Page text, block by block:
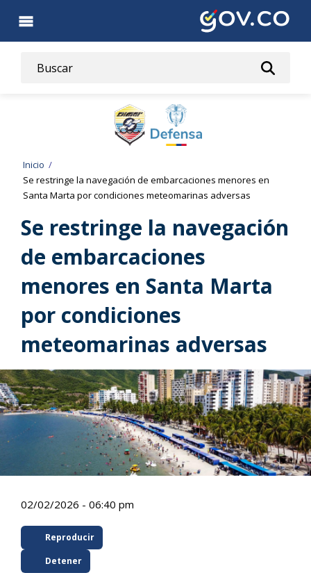
contenido
Ruta
navegación
Inicio
Se restringe la navegación de embarcaciones menores en
Santa Marta por condiciones meteomarinas adversas
Se restringe la navegación
de embarcaciones
menores en Santa Marta
por condiciones
meteomarinas adversas
02/02/2026 - 06:40 pm
Reproducir
Detener